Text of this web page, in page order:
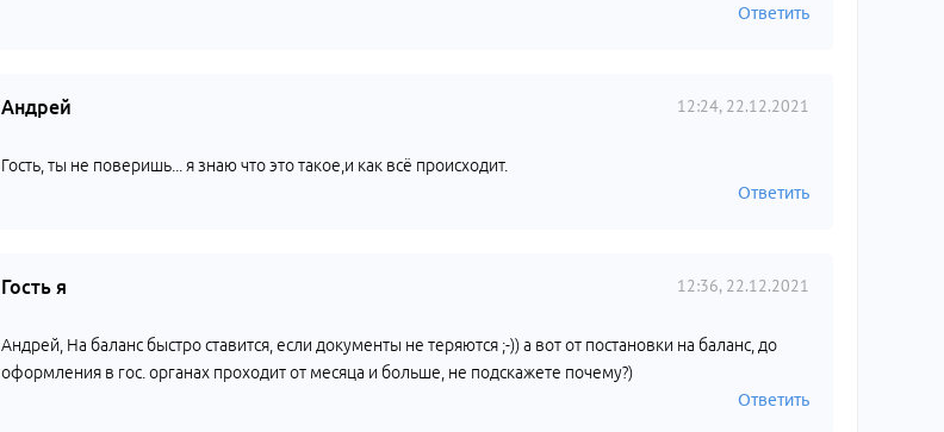
Ответить
Андрей 12:24, 22.12.2021
Гость, ты не поверишь... я знаю что это такое,и как всё происходит.
Ответить
Гость я 12:36, 22.12.2021
Андрей, На баланс быстро ставится, если документы не теряются ;-)) а вот от постановки на баланс, до
оформления в гос. органах проходит от месяца и больше, не подскажете почему?)
Ответить